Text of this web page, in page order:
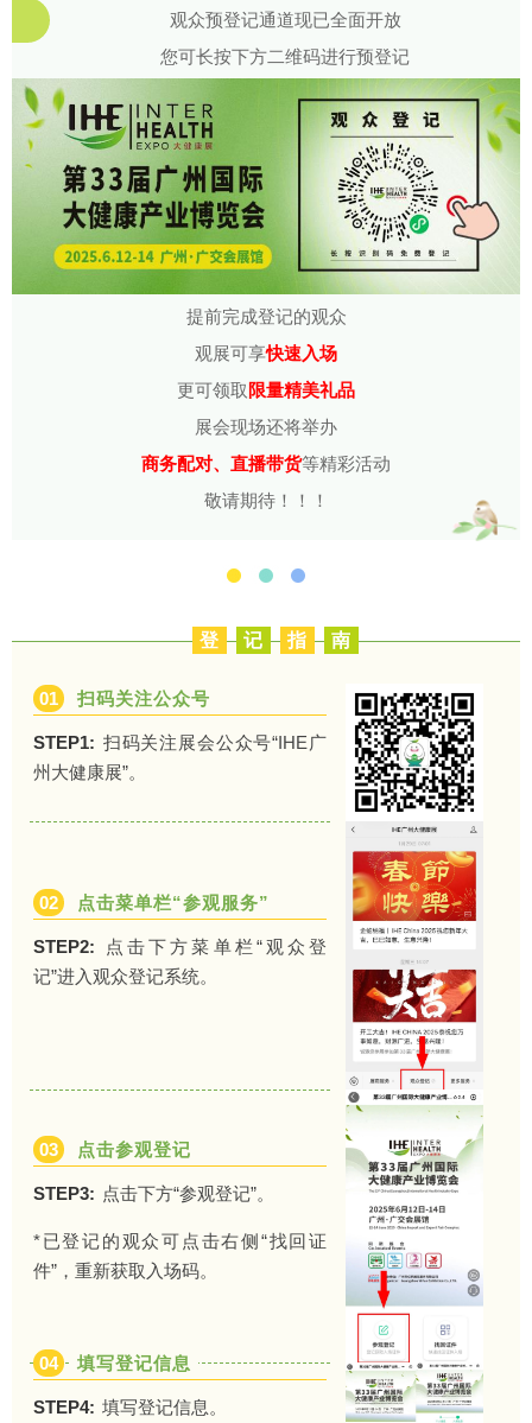
观众预登记通道现已全面开放
您可长按下方二维码进行预登记
提前完成登记的观众
观展可享快速入场
更可领取 限量精美礼品
展会现场还将举办
商务配对、直播带货等精彩活动
敬请期待！！！
登 记 指 南
01 扫码关注公众号
STEP1: 扫码关注展会公众号“IHE广
州大健康展”。
02 点击菜单栏“参观服务”
STEP2:
点击下方菜单栏“观众登
记”进入观众登记系统。
03 点击参观登记
STEP3: 点击下方“参观登记”。
*已登记的观众可点击右侧“找回证
件”，重新获取入场码。
04 填写登记信息
STEP4: 填写登记信息。